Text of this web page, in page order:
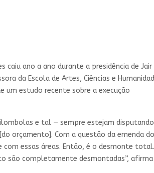
ano a ano durante a presidência de Jair
da Escola de Artes, Ciências e
um estudo recente sobre a execução
e tal — sempre estejam
orçamento]. Com a questão da emenda do
com essas áreas. Então, é o desmonte
são completamente desmontadas”, afirma